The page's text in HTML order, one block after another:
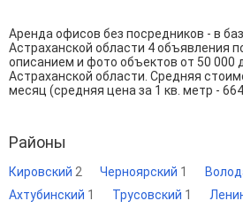
Аренда офисов без посредников - в
Астраханской области 4 объявления
описанием и фото объектов от 50 000
Астраханской области. Средняя
месяц (средняя цена за 1 кв. метр - 664
Районы
Кировский 2 Черноярский 1
Ахтубинский 1 Трусовский 1